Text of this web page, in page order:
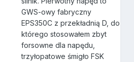
GWS-owy fabryczny
EPS350C z przekładnią D, do
którego stosowałem zbyt
forsowne dla napędu,
trzyłopatowe śmigło FSK